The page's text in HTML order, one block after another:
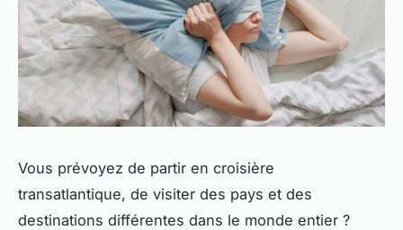
Vous prévoyez de partir en croisière
transatlantique, de visiter des pays et des
destinations différentes dans le monde entier ?